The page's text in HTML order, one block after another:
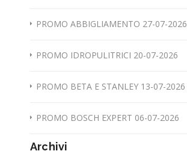
PROMO ABBIGLIAMENTO 27-07-2026
PROMO IDROPULITRICI 20-07-2026
PROMO BETA E STANLEY 13-07-2026
PROMO BOSCH EXPERT 06-07-2026
Archivi